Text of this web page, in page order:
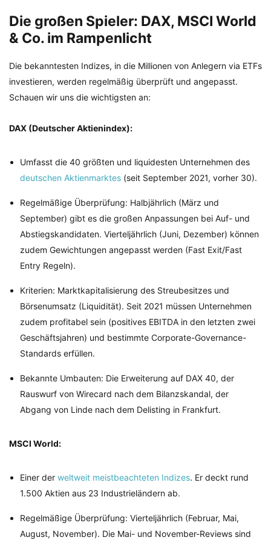
Die großen Spieler: DAX, MSCI World
& Co. im Rampenlicht
Die bekanntesten Indizes, in die Millionen von Anlegern via ETFs
investieren, werden regelmäßig überprüft und angepasst.
Schauen wir uns die wichtigsten an:
DAX (Deutscher Aktienindex):
Umfasst die 40 größten und liquidesten Unternehmen des
deutschen Aktienmarktes (seit September 2021, vorher 30).
Regelmäßige Überprüfung: Halbjährlich (März und
September) gibt es die großen Anpassungen bei Auf- und
Abstiegskandidaten. Vierteljährlich (Juni, Dezember) können
zudem Gewichtungen angepasst werden (Fast Exit/Fast
Entry Regeln).
Kriterien: Marktkapitalisierung des Streubesitzes und
Börsenumsatz (Liquidität). Seit 2021 müssen Unternehmen
zudem profitabel sein (positives EBITDA in den letzten zwei
Geschäftsjahren) und bestimmte Corporate-Governance-
Standards erfüllen.
Bekannte Umbauten: Die Erweiterung auf DAX 40, der
Rauswurf von Wirecard nach dem Bilanzskandal, der
Abgang von Linde nach dem Delisting in Frankfurt.
MSCI World:
Einer der weltweit meistbeachteten Indizes. Er deckt rund
1.500 Aktien aus 23 Industrieländern ab.
Regelmäßige Überprüfung: Vierteljährlich (Februar, Mai,
August, November). Die Mai- und November-Reviews sind